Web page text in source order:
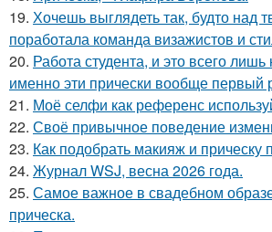
19. Хочешь выглядеть так, будто над
поработала команда визажистов и
20. Работа студента, и это всего лишь
именно эти прически вообще первый
21. Моё селфи как референс
22. Своё привычное поведение
23. Как подобрать макияж и прическу
24. Журнал WSJ, весна 2026 года.
25. Самое важное в свадебном
прическа.